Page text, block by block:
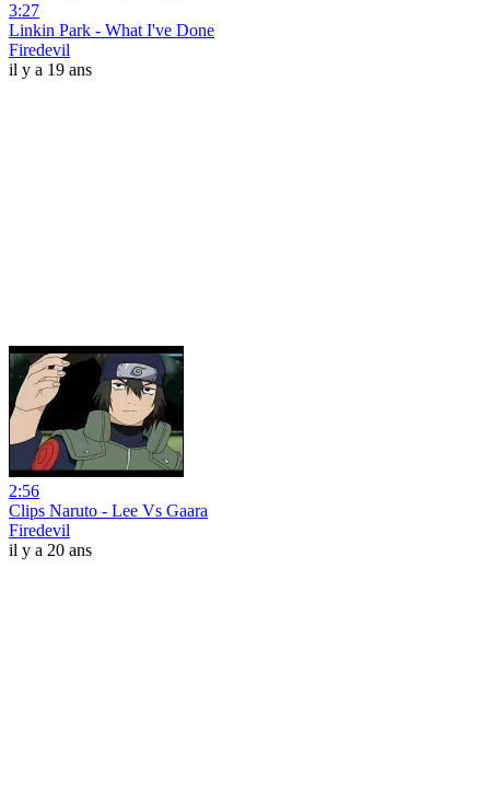
3:27
Linkin Park - What I've Done
Firedevil
il y a 19 ans
2:56
Clips Naruto - Lee Vs Gaara
Firedevil
il y a 20 ans